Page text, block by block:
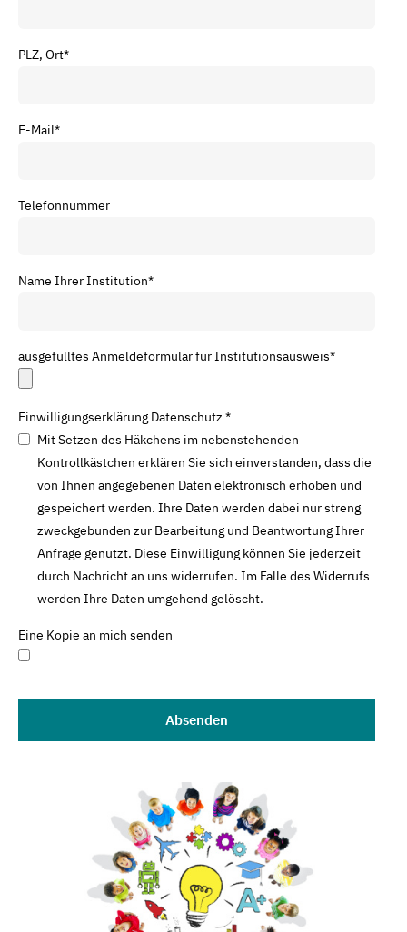
PLZ, Ort*
E-Mail*
Telefonnummer
Name Ihrer Institution*
ausgefülltes Anmeldeformular für Institutionsausweis*
Einwilligungserklärung Datenschutz *
Mit Setzen des Häkchens im nebenstehenden
Kontrollkästchen erklären Sie sich einverstanden, dass die
von Ihnen angegebenen Daten elektronisch erhoben und
gespeichert werden. Ihre Daten werden dabei nur streng
zweckgebunden zur Bearbeitung und Beantwortung Ihrer
Anfrage genutzt. Diese Einwilligung können Sie jederzeit
durch Nachricht an uns widerrufen. Im Falle des Widerrufs
werden Ihre Daten umgehend gelöscht.
Eine Kopie an mich senden